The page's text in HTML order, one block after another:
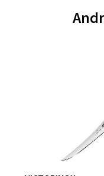
Falkenborgveien